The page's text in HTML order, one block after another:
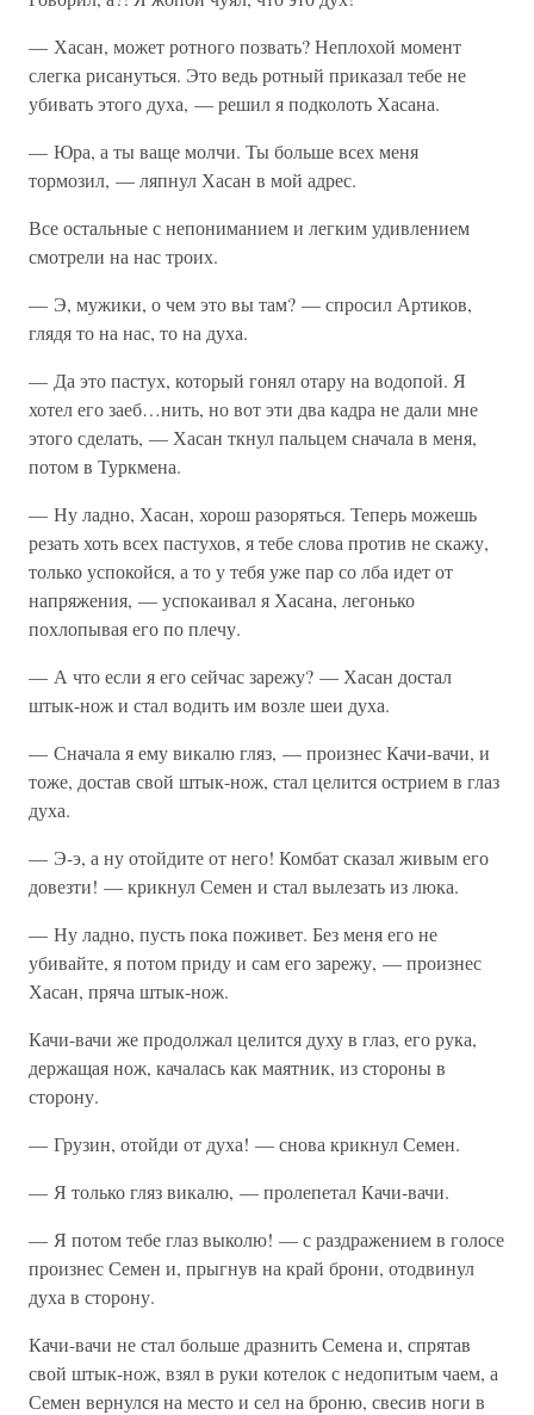
— Хасан, может ротного позвать? Неплохой момент
слегка рисануться. Это ведь ротный приказал тебе не
убивать этого духа, — решил я подколоть Хасана.
— Юра, а ты ваще молчи. Ты больше всех меня
тормозил, — ляпнул Хасан в мой адрес.
Все остальные с непониманием и легким удивлением
смотрели на нас троих.
— Э, мужики, о чем это вы там? — спросил Артиков,
глядя то на нас, то на духа.
— Да это пастух, который гонял отару на водопой. Я
хотел его заеб…нить, но вот эти два кадра не дали мне
этого сделать, — Хасан ткнул пальцем сначала в меня,
потом в Туркмена.
— Ну ладно, Хасан, хорош разоряться. Теперь можешь
резать хоть всех пастухов, я тебе слова против не скажу,
только успокойся, а то у тебя уже пар со лба идет от
напряжения, — успокаивал я Хасана, легонько
похлопывая его по плечу.
— А что если я его сейчас зарежу? — Хасан достал
штык-нож и стал водить им возле шеи духа.
— Сначала я ему викалю гляз, — произнес Качи-вачи, и
тоже, достав свой штык-нож, стал целится острием в глаз
духа.
— Э-э, а ну отойдите от него! Комбат сказал живым его
довезти! — крикнул Семен и стал вылезать из люка.
— Ну ладно, пусть пока поживет. Без меня его не
убивайте, я потом приду и сам его зарежу, — произнес
Хасан, пряча штык-нож.
Качи-вачи же продолжал целится духу в глаз, его рука,
держащая нож, качалась как маятник, из стороны в
сторону.
— Грузин, отойди от духа! — снова крикнул Семен.
— Я только гляз викалю, — пролепетал Качи-вачи.
— Я потом тебе глаз выколю! — с раздражением в голосе
произнес Семен и, прыгнув на край брони, отодвинул
духа в сторону.
Качи-вачи не стал больше дразнить Семена и, спрятав
свой штык-нож, взял в руки котелок с недопитым чаем, а
Семен вернулся на место и сел на броню, свесив ноги в